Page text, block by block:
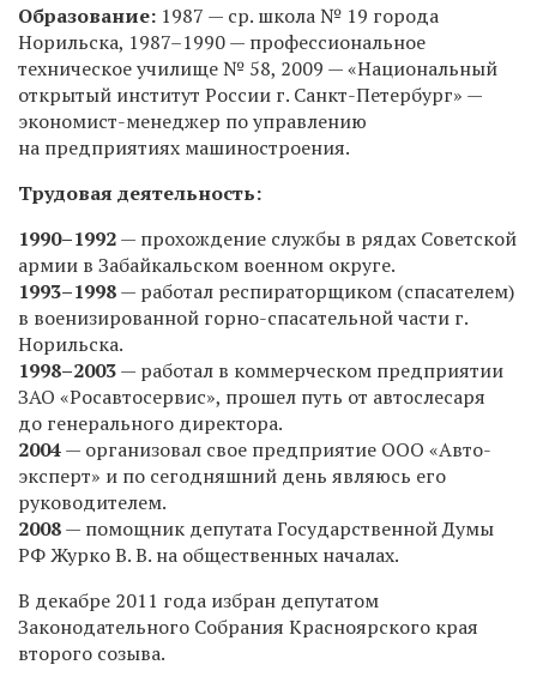
Образование: 1987 — ср. школа № 19 города
Норильска, 1987–1990 — профессиональное
техническое училище № 58, 2009 — «Национальный
открытый институт России г. Санкт-Петербург» —
экономист-менеджер по управлению
на предприятиях машиностроения.
Трудовая деятельность:
1990–1992— прохождение службы в рядах Советской
армии в Забайкальском военном округе.
1993–1998— работал респираторщиком (спасателем)
в военизированной горно-спасательной части г.
Норильска.
1998–2003— работал в коммерческом предприятии
ЗАО «Росавтосервис», прошел путь от автослесаря
до генерального директора.
2004— организовал свое предприятие ООО «Авто-
эксперт» и по сегодняшний день являюсь его
руководителем.
2008— помощник депутата Государственной Думы
РФ Журко В. В. на общественных началах.
В декабре 2011 года избран депутатом
Законодательного Собрания Красноярского края
второго созыва.